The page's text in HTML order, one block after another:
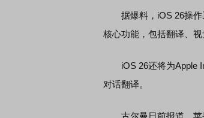
据爆料，iOS 26操作
核心功能，包括翻译、
iOS 26还将为Apple
对话翻译。
古尔曼日前报道，苹